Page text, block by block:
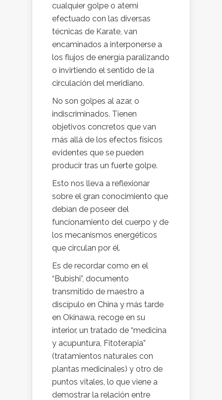
cualquier golpe o atemi
efectuado con las diversas
técnicas de Karate, van
encaminados a interponerse a
los flujos de energía paralizando
o invirtiendo el sentido de la
circulación del meridiano.
No son golpes al azar, o
indiscriminados. Tienen
objetivos concretos que van
más allá de los efectos físicos
evidentes que se pueden
producir tras un fuerte golpe.
Esto nos lleva a reflexionar
sobre el gran conocimiento que
debían de poseer del
funcionamiento del cuerpo y de
los mecanismos energéticos
que circulan por él.
Es de recordar como en el
“Bubishi”, documento
transmitido de maestro a
discípulo en China y más tarde
en Okinawa, recoge en su
interior, un tratado de “medicina
y acupuntura, Fitoterapia”
(tratamientos naturales con
plantas medicinales) y otro de
puntos vitales, lo que viene a
demostrar la relación entre